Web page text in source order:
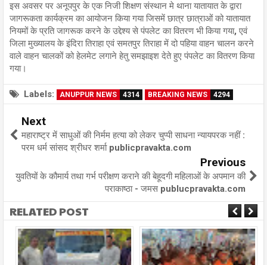
इस अवसर पर अनूपपुर के एक निजी शिक्षण संस्थान मे थाना यातायात के द्वारा
जागरूकता कार्यक्रम का आयोजन किया गया जिसमें छात्र छात्राओं को यातायात
नियमों के प्रति जागरूक करने के उद्देश्य से पंपलेट का वितरण भी किया गया, एवं
जिला मुख्यालय के इंदिरा तिराहा एवं समतपुर तिराहा में दो पहिया वाहन चालन करने
वाले वाहन चालकों को हेलमेट लगाने हेतु समझाइश देते हुए पंपलेट का वितरण किया
गया।
Labels: ANUPPUR NEWS 4314 BREAKING NEWS 4294
Next
महाराष्ट्र में साधुओं की निर्मम हत्या को लेकर चुप्पी साधना न्यायपरक नहीं :
परम धर्म सांसद श्रीधर शर्मा publicpravakta.com
Previous
युवतियों के कौमार्य तथा गर्भ परीक्षण कराने की बेहूदगी महिलाओं के अपमान की
पराकाष्ठा - जमस publucpravakta.com
RELATED POST